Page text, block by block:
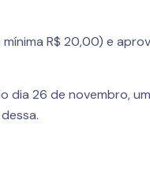
R$ 20,00) e
dia 26 de novembro,